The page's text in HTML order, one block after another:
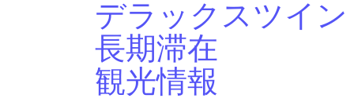
デラックスツイン
長期滞在
観光情報